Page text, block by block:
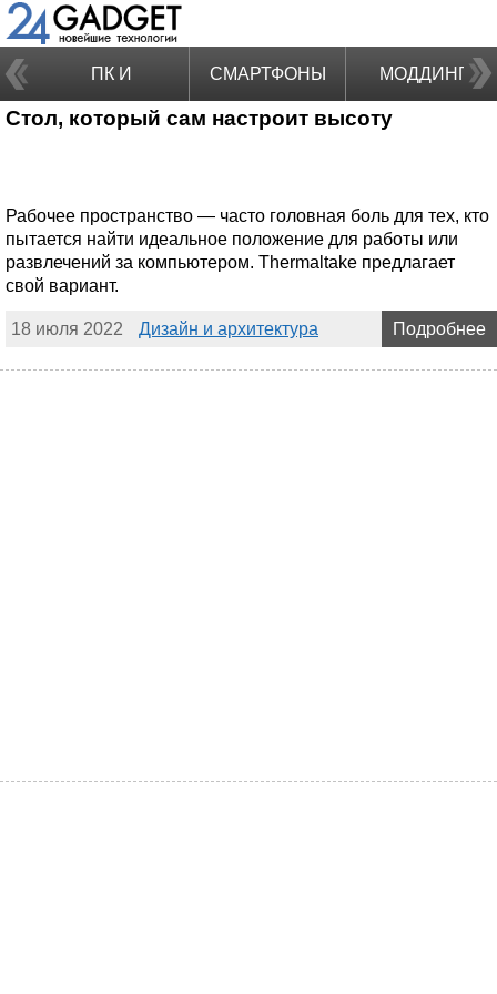
ПК И
НОУТБУКИ
СМАРТФОНЫ МОДДИНГ
Стол, который сам настроит высоту
Рабочее пространство — часто головная боль для тех, кто
пытается найти идеальное положение для работы или
развлечений за компьютером. Thermaltake предлагает
свой вариант.
18 июля 2022 Дизайн и архитектура Подробнее